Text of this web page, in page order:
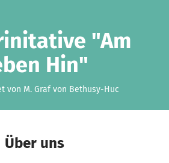
"Am
Hin"
von M. Graf von Bethusy-Huc
Über uns